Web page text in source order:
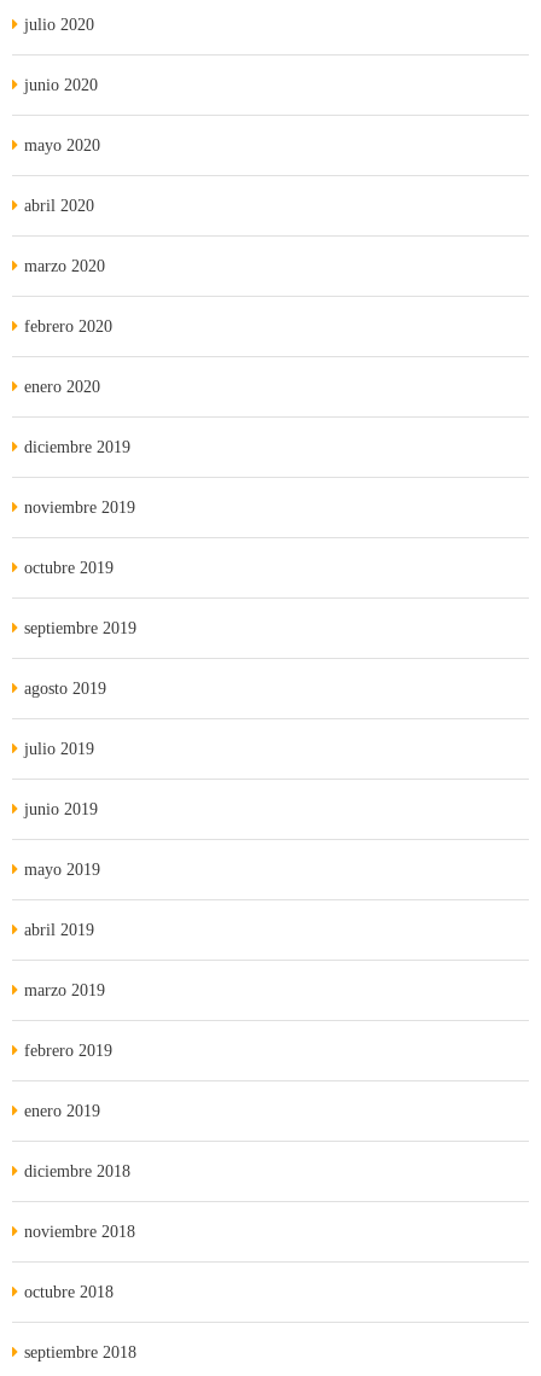
julio 2020
junio 2020
mayo 2020
abril 2020
marzo 2020
febrero 2020
enero 2020
diciembre 2019
noviembre 2019
octubre 2019
septiembre 2019
agosto 2019
julio 2019
junio 2019
mayo 2019
abril 2019
marzo 2019
febrero 2019
enero 2019
diciembre 2018
noviembre 2018
octubre 2018
septiembre 2018